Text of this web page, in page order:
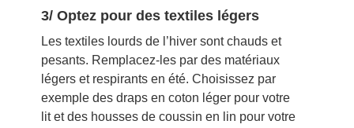
3/ Optez pour des textiles légers
Les textiles lourds de l’hiver sont chauds et
pesants. Remplacez-les par des matériaux
légers et respirants en été. Choisissez par
exemple des draps en coton léger pour votre
lit et des housses de coussin en lin pour votre